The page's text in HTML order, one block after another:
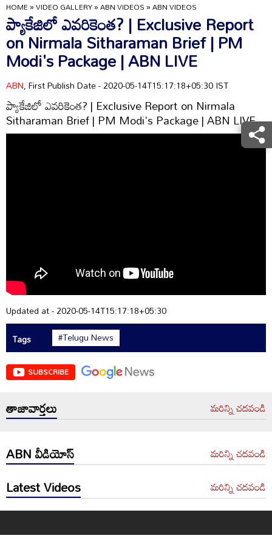
HOME»VIDEO GALLERY»ABN VIDEOS»ABN VIDEOS
ప్యాకేజిలో ఎవరికెంత? | Exclusive Report
on Nirmala Sitharaman Brief | PM
Modi's Package | ABN LIVE
ABN, First Publish Date - 2020-05-14T15:17:18+05:30 IST
ప్యాకేజిలో ఎవరికెంత? | Exclusive Report on Nirmala
Sitharaman Brief | PM Modi's Package | ABN LIVE
Updated at - 2020-05-14T15:17:18+05:30
Tags
#Telugu News
SUBSCRIBE
తాజావార్తలు మరిన్ని చదవండి
ABN వీడియోస్ మరిన్ని చదవండి
Latest Videos మరిన్ని చదవండి